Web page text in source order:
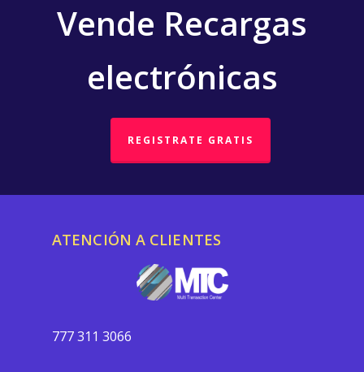
Vende Recargas
electrónicas
REGISTRATE GRATIS
ATENCIÓN A CLIENTES
777 311 3066